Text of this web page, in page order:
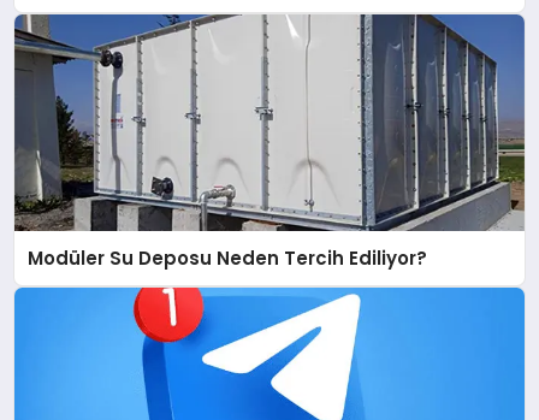
Modüler Su Deposu Neden Tercih Ediliyor?